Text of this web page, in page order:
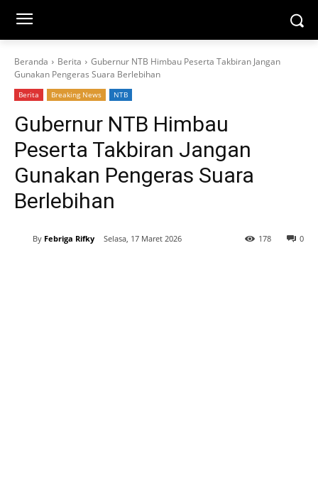
Beranda Berita
Gubernur NTB Himbau Peserta Takbiran Jangan
Gunakan Pengeras Suara Berlebihan
Berita Breaking News NTB
Gubernur NTB Himbau
Peserta Takbiran Jangan
Gunakan Pengeras Suara
Berlebihan
By Febriga Rifky Selasa, 17 Maret 2026 0
178